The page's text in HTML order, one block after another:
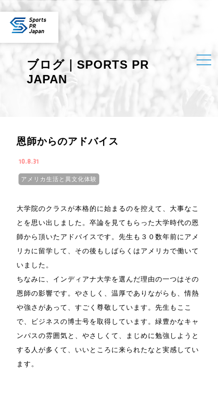
ブログ｜SPORTS PR
JAPAN
恩師からのアドバイス
10.8.31
アメリカ生活と異文化体験
大学院のクラスが本格的に始まるのを控えて、大事なこ
とを思い出しました。卒論を見てもらった大学時代の恩
師から頂いたアドバイスです。先生も３０数年前にアメ
リカに留学して、その後もしばらくはアメリカで働いて
いました。
ちなみに、インディアナ大学を選んだ理由の一つはその
恩師の影響です。やさしく、温厚でありながらも、情熱
や強さがあって、すごく尊敬しています。先生もここ
で、ビジネスの博士号を取得しています。緑豊かなキャ
ンパスの雰囲気と、やさしくて、まじめに勉強しようと
する人が多くて、いいところに来られたなと実感してい
ます。